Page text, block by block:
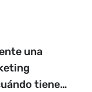
una
tiene